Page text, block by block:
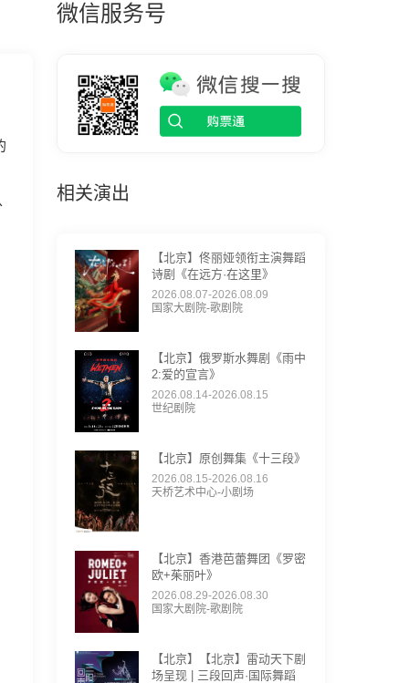
微信服务号
相关演出
【北京】佟丽娅领衔主演舞蹈
诗剧《在远方·在这里》
2026.08.07-2026.08.09
国家大剧院-歌剧院
【北京】俄罗斯水舞剧《雨中
2:爱的宣言》
2026.08.14-2026.08.15
世纪剧院
【北京】原创舞集《十三段》
2026.08.15-2026.08.16
天桥艺术中心-小剧场
【北京】香港芭蕾舞团《罗密
欧+茱丽叶》
2026.08.29-2026.08.30
国家大剧院-歌剧院
【北京】【北京】雷动天下剧
场呈现 | 三段回声·国际舞蹈